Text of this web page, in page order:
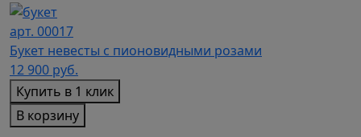
арт. 00017
Букет невесты с пионовидными розами
12 900 руб.
Купить в 1 клик
В корзину